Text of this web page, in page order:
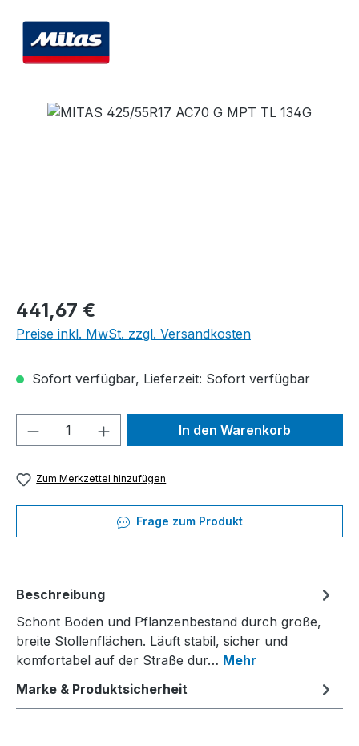
Bildergalerie überspringen
Regulärer Preis:
441,67 €
Preise inkl. MwSt. zzgl. Versandkosten
Sofort verfügbar, Lieferzeit: Sofort verfügbar
Produkt Anzahl: Gib denIn den Warenkorb
Zum Merkzettel hinzufügen
Frage zum Produkt
Beschreibung
Schont Boden und Pflanzenbestand durch große,
breite Stollenflächen. Läuft stabil, sicher und
komfortabel auf der Straße dur… Mehr
Marke & Produktsicherheit